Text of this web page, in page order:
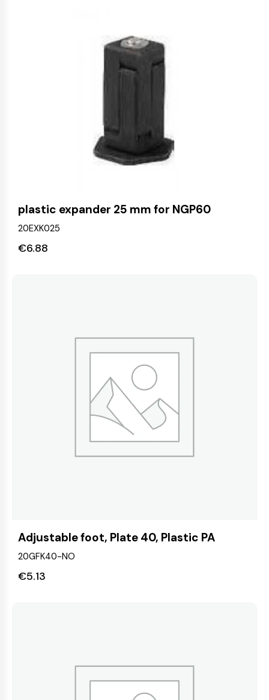
plastic expander 25 mm for NGP60
20EXK025
€6.88
Adjustable foot, Plate 40, Plastic PA
20GFK40-NO
€5.13